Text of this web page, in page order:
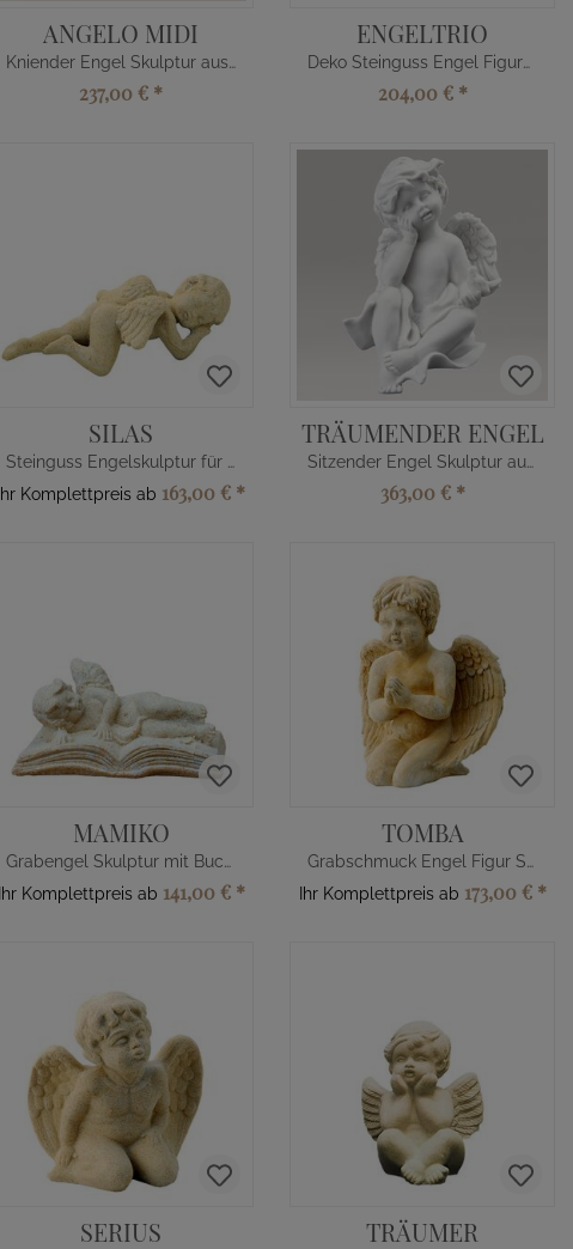
ANGELO MIDI
Kniender Engel Skulptur aus Marmorguss
237,00 € *
ENGELTRIO
Deko Steinguss Engel Figuren Set
204,00 € *
SILAS
Steinguss Engelskulptur für den Friedhof
Ihr Komplettpreis ab 163,00 € *
TRÄUMENDER ENGEL
Sitzender Engel Skulptur aus Marmorguss
363,00 € *
MAMIKO
Grabengel Skulptur mit Buch aus Stein
Ihr Komplettpreis ab 141,00 € *
TOMBA
Grabschmuck Engel Figur Steinguss
Ihr Komplettpreis ab 173,00 € *
SERIUS TRÄUMER